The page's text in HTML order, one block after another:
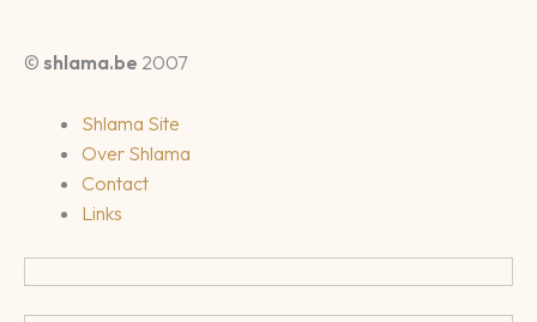
© shlama.be 2007
Shlama Site
Over Shlama
Contact
Links